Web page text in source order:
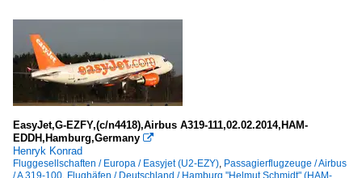
EasyJet,G-EZFY,(c/n4418),Airbus A319-111,02.02.2014,HAM-
EDDH,Hamburg,Germany 
Henryk Konrad
Fluggesellschaften / Europa / Easyjet (U2-EZY) Passagierflugzeuge / Airbus
/ A 319-100 Flughäfen / Deutschland / Hamburg "Helmut Schmidt" (HAM-